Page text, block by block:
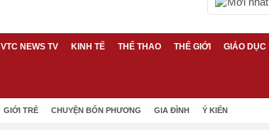
VTC NEWS TV KINH TẾ THỂ THAO THẾ GIỚI GIÁO DỤC
GIỚI TRẺ CHUYỆN BỐN PHƯƠNG GIA ĐÌNH Ý KIẾN